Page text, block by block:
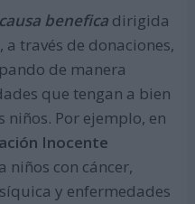
beneficadirigida
través de donaciones,
de manera
que tengan a bien
niños. Por ejemplo, en
Inocente
niños con cáncer,
y enfermedades